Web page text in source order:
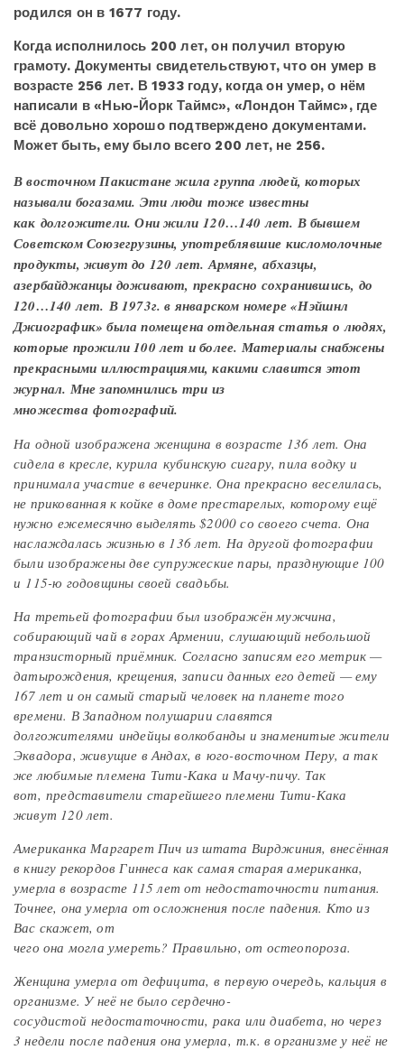
родился он в 1677 году.
Когда исполнилось 200 лет, он получил вторую
грамоту. Документы свидетельствуют, что он умер в
возрасте 256 лет. В 1933 году, когда он умер, о нём
написали в «Нью-Йорк Таймс», «Лондон Таймс», где
всё довольно хорошо подтверждено документами.
Может быть, ему было всего 200 лет, не 256.
В восточном Пакистане жила группа людей, которых
называли богазами. Эти люди тоже известны
как долгожители. Они жили 120…140 лет. В бывшем
Советском Союзегрузины, употреблявшие кисломолочные
продукты, живут до 120 лет. Армяне, абхазцы,
азербайджанцы доживают, прекрасно сохранившись, до
120…140 лет. В 1973г. в январском номере «Нэйшнл
Джиографик» была помещена отдельная статья о людях,
которые прожили 100 лет и более. Материалы снабжены
прекрасными иллюстрациями, какими славится этот
журнал. Мне запомнились три из
множества фотографий.
На одной изображена женщина в возрасте 136 лет. Она
сидела в кресле, курила кубинскую сигару, пила водку и
принимала участие в вечеринке. Она прекрасно веселилась,
не прикованная к койке в доме престарелых, которому ещё
нужно ежемесячно выделять $2000 со своего счета. Она
наслаждалась жизнью в 136 лет. На другой фотографии
были изображены две супружеские пары, празднующие 100
и 115-ю годовщины своей свадьбы.
На третьей фотографии был изображён мужчина,
собирающий чай в горах Армении, слушающий небольшой
транзисторный приёмник. Согласно записям его метрик —
датырождения, крещения, записи данных его детей — ему
167 лет и он самый старый человек на планете того
времени. В Западном полушарии славятся
долгожителями индейцы волкобанды и знаменитые жители
Эквадора, живущие в Андах, в юго-восточном Перу, а так
же любимые племена Тити-Кака и Мачу-пичу. Так
вот, представители старейшего племени Тити-Кака
живут 120 лет.
Американка Маргарет Пич из штата Вирджиния, внесённая
в книгу рекордов Гиннеса как самая старая американка,
умерла в возрасте 115 лет от недостаточности питания.
Точнее, она умерла от осложнения после падения. Кто из
Вас скажет, от
чего она могла умереть? Правильно, от остеопороза.
Женщина умерла от дефицита, в первую очередь, кальция в
организме. У неё не было сердечно-
сосудистой недостаточности, рака или диабета, но через
3 недели после падения она умерла, т.к. в организме у неё не